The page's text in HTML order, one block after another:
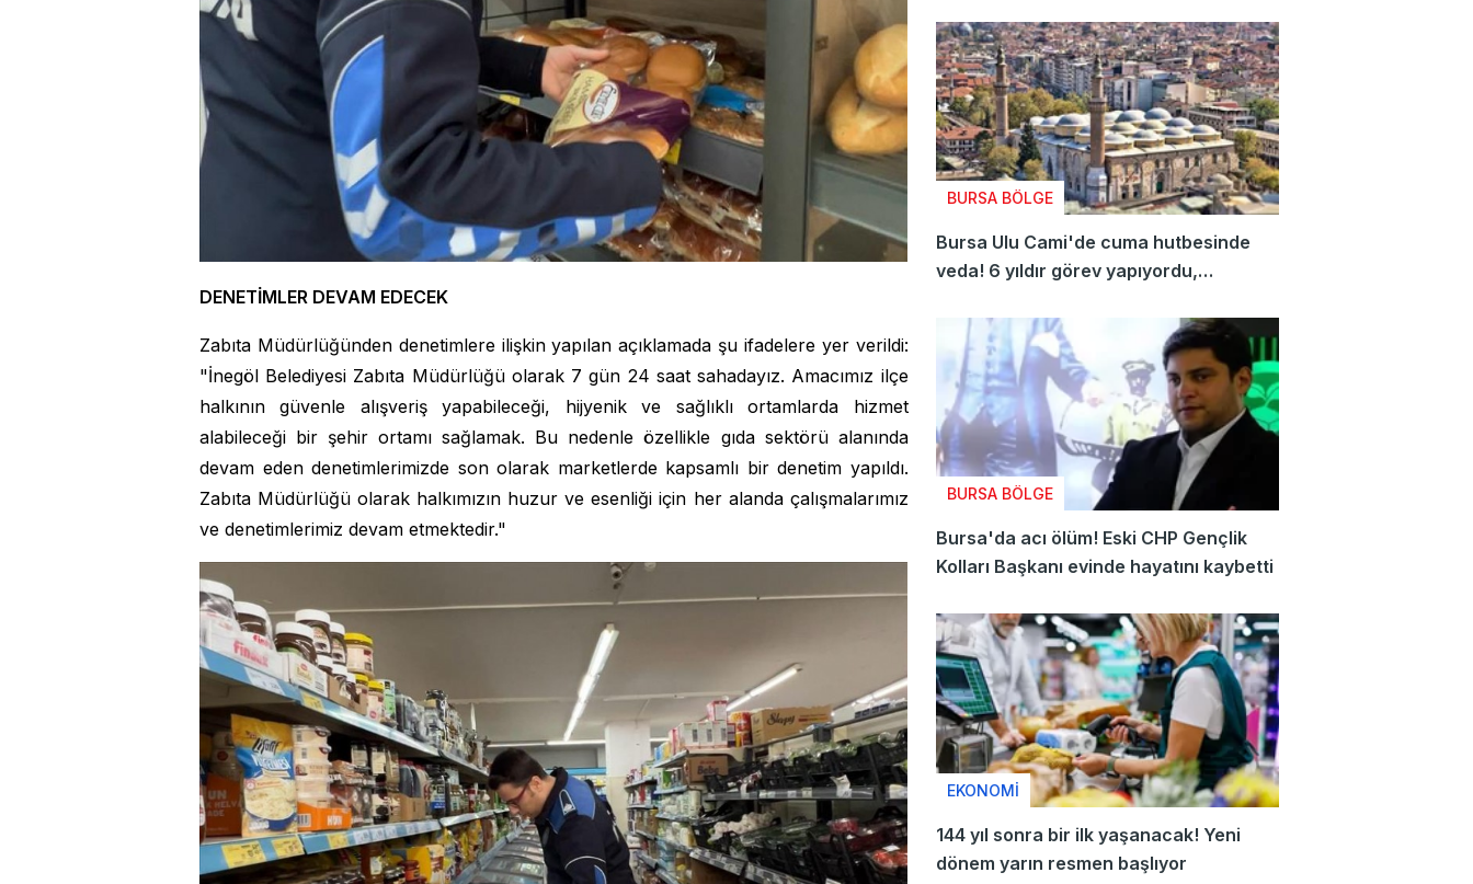
DENETİMLER DEVAM EDECEK
Zabıta Müdürlüğünden denetimlere ilişkin yapılan açıklamada şu ifadelere yer verildi:
"İnegöl Belediyesi Zabıta Müdürlüğü olarak 7 gün 24 saat sahadayız. Amacımız ilçe
halkının güvenle alışveriş yapabileceği, hijyenik ve sağlıklı ortamlarda hizmet
alabileceği bir şehir ortamı sağlamak. Bu nedenle özellikle gıda sektörü alanında
devam eden denetimlerimizde son olarak marketlerde kapsamlı bir denetim yapıldı.
Zabıta Müdürlüğü olarak halkımızın huzur ve esenliği için her alanda çalışmalarımız
ve denetimlerimiz devam etmektedir."
BURSA BÖLGE
Bursa Ulu Cami'de cuma hutbesinde
veda! 6 yıldır görev yapıyordu,
BURSA BÖLGE
Bursa'da acı ölüm! Eski CHP Gençlik
Kolları Başkanı evinde hayatını kaybetti
EKONOMİ
144 yıl sonra bir ilk yaşanacak! Yeni
dönem yarın resmen başlıyor